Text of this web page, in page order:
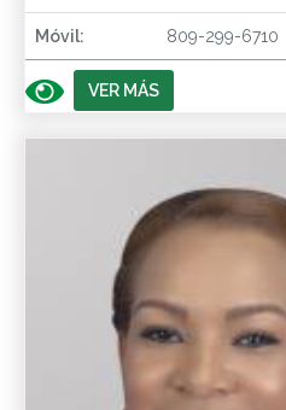
Móvil: 809-299-6710
VER MÁS